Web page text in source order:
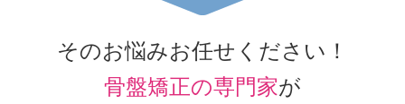
そのお悩みお任せください！
骨盤矯正の専門家が